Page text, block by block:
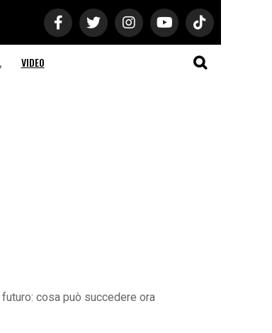
VIDEO
cosa può succedere ora